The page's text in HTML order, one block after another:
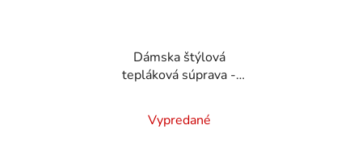
Dámska štýlová
tepláková súprava -
Vypredané